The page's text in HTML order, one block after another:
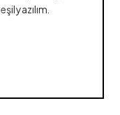
yazılım.